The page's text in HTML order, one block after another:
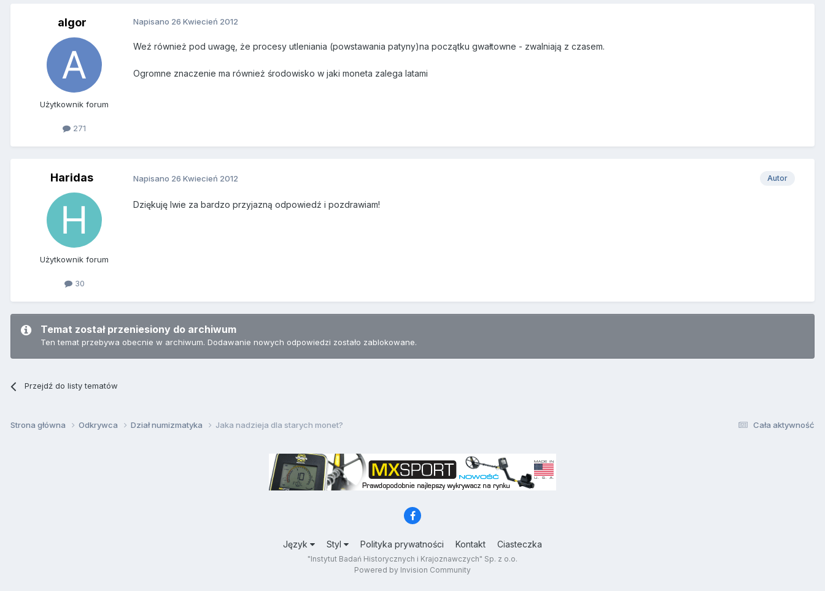
algor
Użytkownik forum
271
Napisano 26 Kwiecień 2012
Weź również pod uwagę, że procesy utleniania (powstawania patyny)na początku gwałtowne - zwalniają z czasem.
Ogromne znaczenie ma również środowisko w jaki moneta zalega latami
Haridas
Użytkownik forum
30
Autor
Napisano 26 Kwiecień 2012
Dziękuję lwie za bardzo przyjazną odpowiedź i pozdrawiam!
Temat został przeniesiony do archiwum
Ten temat przebywa obecnie w archiwum. Dodawanie nowych odpowiedzi zostało zablokowane.
Przejdź do listy tematów
Cała aktywność
Strona główna Odkrywca Dział numizmatyka Jaka nadzieja dla starych monet?
Język Styl Polityka prywatności Kontakt Ciasteczka
"Instytut Badań Historycznych i Krajoznawczych" Sp. z o.o.
Powered by Invision Community